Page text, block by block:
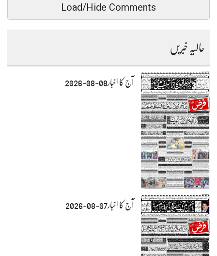
Load/Hide Comments
حالیہ خبریں
آج کا اخبار08-08-2026
آج کا اخبار07-08-2026